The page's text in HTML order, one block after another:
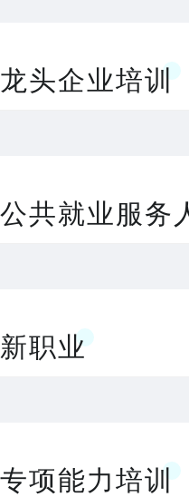
龙头企业培训
公共就业服务
新职业
专项能力培训